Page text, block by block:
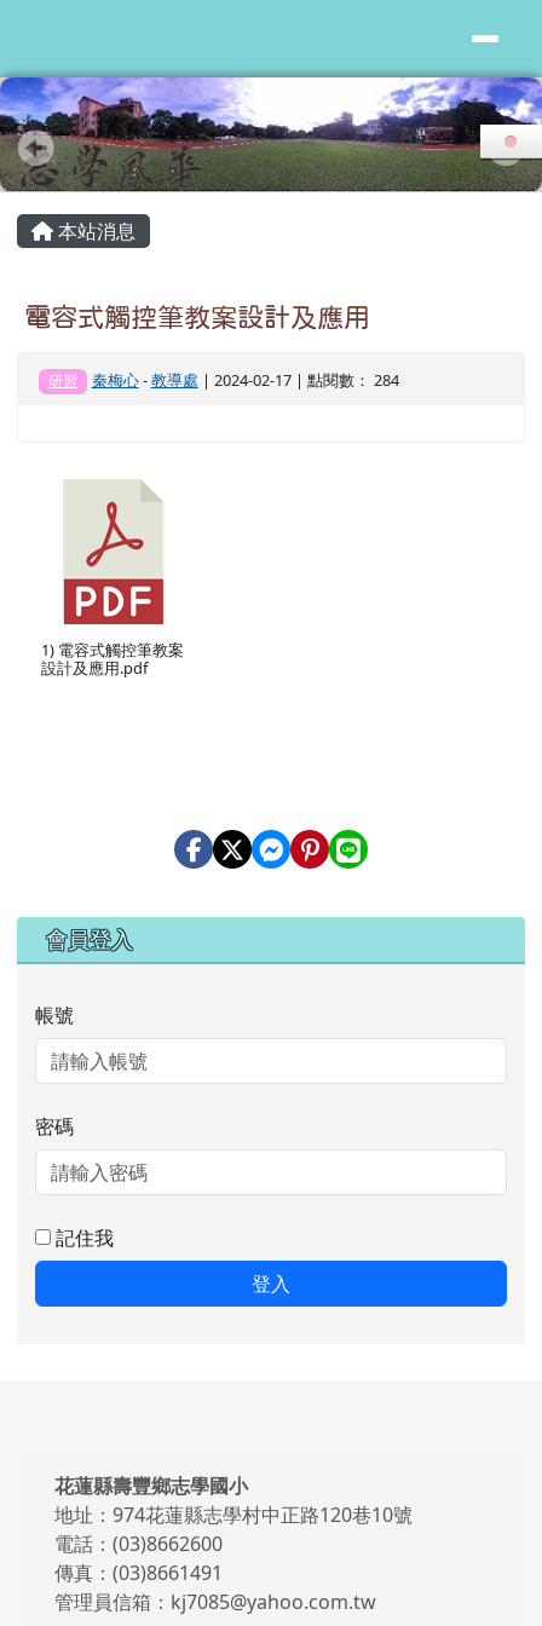
主內容區域
本站消息
電容式觸控筆教案設計及應用
研習 秦梅心-教導處 | 2024-02-17 | 點閱數： 284
1) 電容式觸控筆教案
設計及應用.pdf
右邊區域內容
會員登入
帳號
密碼
記住我
登入
頁尾區域
頁尾區域內容
花蓮縣壽豐鄉志學國小
地址：974花蓮縣志學村中正路120巷10號
電話：(03)8662600
傳真：(03)8661491
管理員信箱：kj7085@yahoo.com.tw